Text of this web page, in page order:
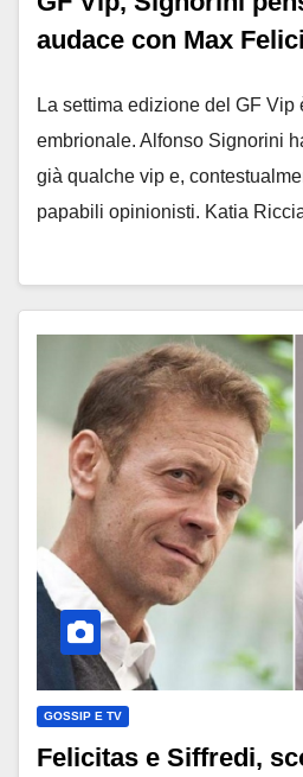
audace con Max
La settima edizione del GF Vip
embrionale. Alfonso Signorini
già qualche vip e,
papabili opinionisti. Katia
GOSSIP E TV
Felicitas e Siffredi,